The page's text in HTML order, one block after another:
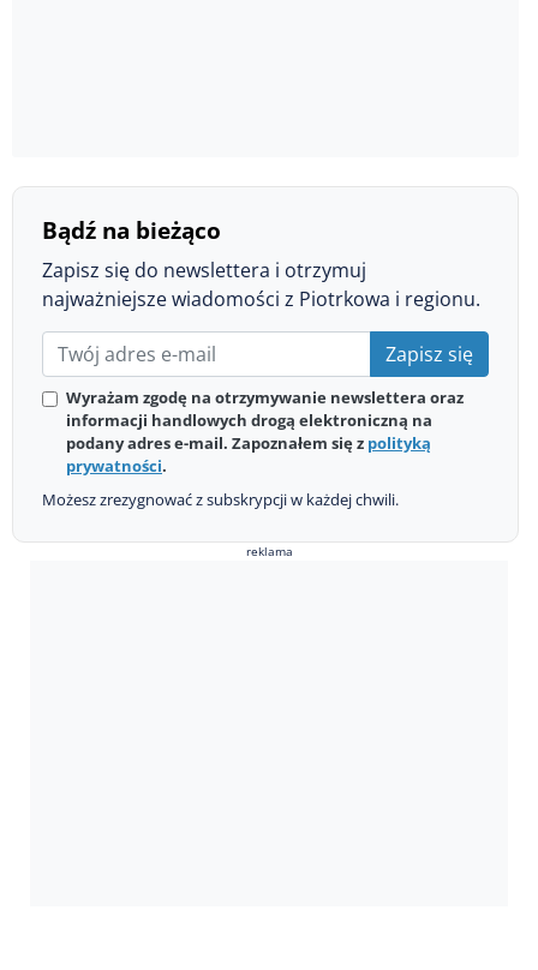
Bądź na bieżąco
Zapisz się do newslettera i otrzymuj
najważniejsze wiadomości z Piotrkowa i regionu.
Zapisz się
Wyrażam zgodę na otrzymywanie newslettera oraz
informacji handlowych drogą elektroniczną na
podany adres e-mail. Zapoznałem się z polityką
prywatności.
Możesz zrezygnować z subskrypcji w każdej chwili.
reklama